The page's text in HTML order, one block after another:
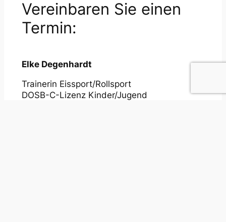
Vereinbaren Sie einen
Termin:
Elke Degenhardt
Trainerin Eissport/Rollsport
DOSB-C-Lizenz Kinder/Jugend